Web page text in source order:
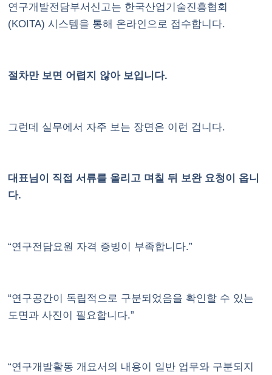
연구개발전담부서신고는 한국산업기술진흥협회
(KOITA) 시스템을 통해 온라인으로 접수합니다.
절차만 보면 어렵지 않아 보입니다.
그런데 실무에서 자주 보는 장면은 이런 겁니다.
대표님이 직접 서류를 올리고 며칠 뒤 보완 요청이 옵니
다.
“연구전담요원 자격 증빙이 부족합니다.”
“연구공간이 독립적으로 구분되었음을 확인할 수 있는
도면과 사진이 필요합니다.”
“연구개발활동 개요서의 내용이 일반 업무와 구분되지